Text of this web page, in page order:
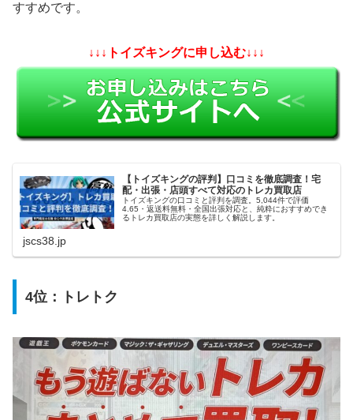
すすめです。
↓↓↓トイズキングに申し込む↓↓↓
【トイズキングの評判】口コミを徹底調査！宅
配・出張・店頭すべて対応のトレカ買取店
トイズキングの口コミと評判を調査。5,044件で評価
4.65・返送料無料・全国出張対応と、純粋におすすめでき
るトレカ買取店の実態を詳しく解説します。
jscs38.jp
4位： トレトク